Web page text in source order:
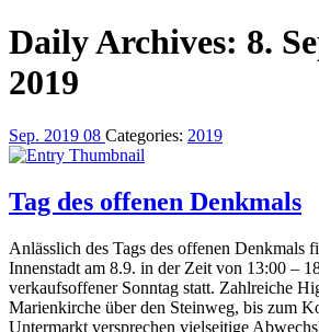
Daily Archives: 8.
2019
Sep. 2019 08 Categories: 2019
Tag des offenen Denkmals
Anlässlich des Tags des offenen Denkmals
Innenstadt am 8.9. in der Zeit von 13:00 –
verkaufsoffener Sonntag statt. Zahlreiche
Marienkirche über den Steinweg, bis zum
Untermarkt versprechen vielseitige